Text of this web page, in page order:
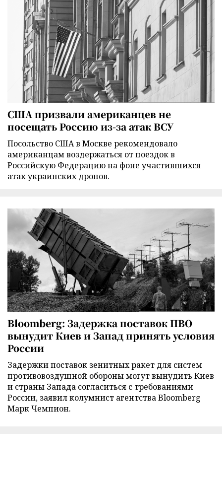
США призвали американцев не
посещать Россию из-за атак ВСУ
Посольство США в Москве рекомендовало
американцам воздержаться от поездок в
Российскую Федерацию на фоне участившихся
атак украинских дронов.
Bloomberg: Задержка поставок ПВО
вынудит Киев и Запад принять условия
России
Задержки поставок зенитных ракет для систем
противовоздушной обороны могут вынудить Киев
и страны Запада согласиться с требованиями
России, заявил колумнист агентства Bloomberg
Марк Чемпион.